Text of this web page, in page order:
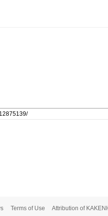
Terms of Use Attribution of